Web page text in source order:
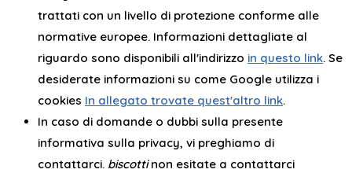
trattati con un livello di protezione conforme alle
normative europee. Informazioni dettagliate al
riguardo sono disponibili all'indirizzo in questo link. Se
desiderate informazioni su come Google utilizza i
cookies In allegato trovate quest'altro link.
In caso di domande o dubbi sulla presente
informativa sulla privacy, vi preghiamo di
contattarci. biscotti non esitate a contattarci